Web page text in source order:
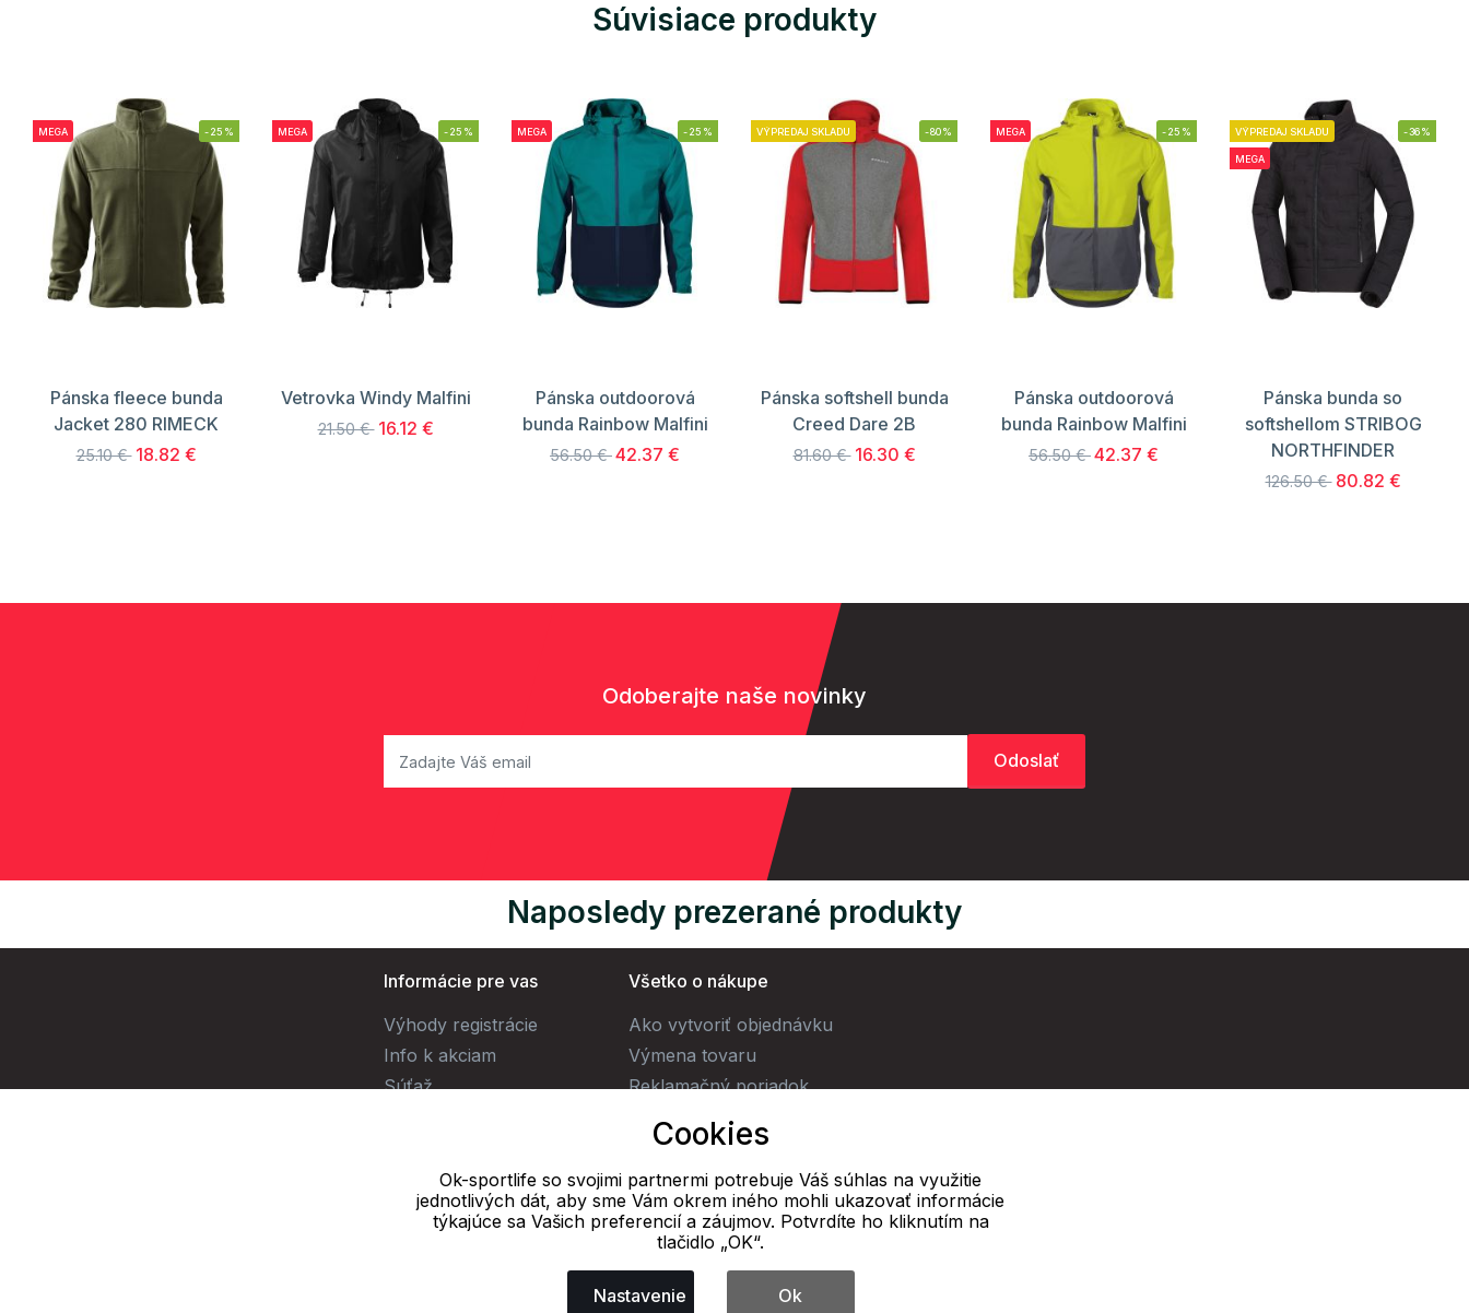
Súvisiace produkty
MEGA -25%
Pánska fleece bunda
Jacket 280 RIMECK
25.10 € 18.82 €
MEGA -25%
Vetrovka Windy Malfini
21.50 € 16.12 €
MEGA -25%
Pánska outdoorová
bunda Rainbow Malfini
56.50 €42.37 €
VÝPREDAJ SKLADU -80%
Pánska softshell bunda
Creed Dare 2B
81.60 € 16.30 €
MEGA -25%
Pánska outdoorová
bunda Rainbow Malfini
56.50 €42.37 €
VÝPREDAJ SKLADU
MEGA
-36%
Pánska bunda so
softshellom STRIBOG
NORTHFINDER
126.50 € 80.82 €
Odoberajte naše novinky
Naposledy prezerané produkty
Informácie pre vas
Výhody registrácie
Info k akciam
Súťaž
Všetko o nákupe
Ako vytvoriť objednávku
Výmena tovaru
Reklamačný poriadok
Obchodné podmienky
Doprava
E-mail
Online
info@ok-sportlife.sk
Cookies
Ok-sportlife so svojimi partnermi potrebuje Váš súhlas na využitie
jednotlivých dát, aby sme Vám okrem iného mohli ukazovať informácie
týkajúce sa Vašich preferencií a záujmov. Potvrdíte ho kliknutím na
tlačidlo „OK“.
Nastavenie Ok